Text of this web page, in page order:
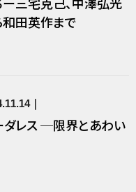
和田英作まで
ダレス ─限界とあわい